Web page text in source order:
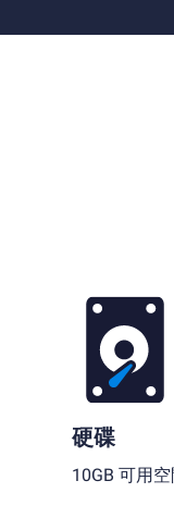
硬碟
10GB 可用